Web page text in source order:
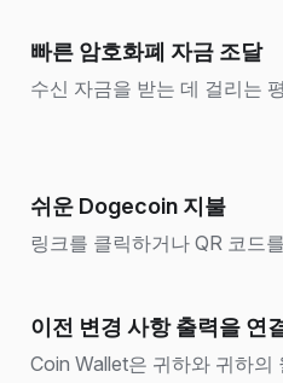
빠른 암호화폐 자금 조달
수신 자금을 받는 데 걸리는
쉬운 Dogecoin 지불
링크를 클릭하거나 QR 코드
이전 변경 사항 출력을 연
Coin Wallet은 귀하와 귀하